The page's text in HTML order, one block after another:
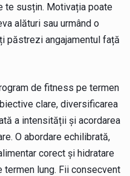
te susțin. Motivația poate
alături sau urmând o
păstrezi angajamentul față
de fitness pe termen
clare, diversificarea
a intensității și acordarea
O abordare echilibrată,
corect și hidratare
lung. Fii consecvent